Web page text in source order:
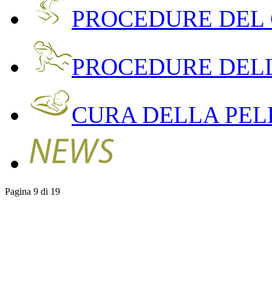
PROCEDURE DEL
PROCEDURE
CURA DELLA
Pagina 9 di 19